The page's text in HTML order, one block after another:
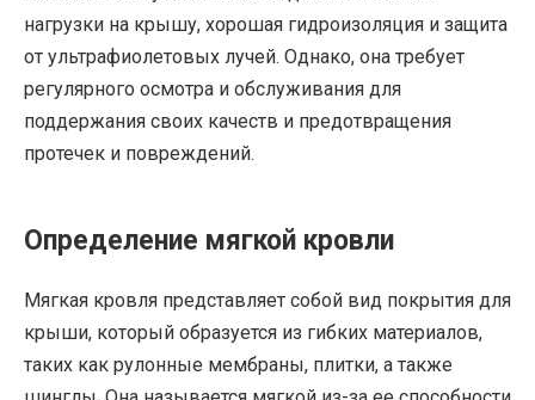
нагрузки на крышу, хорошая гидроизоляция и защита
от ультрафиолетовых лучей. Однако, она требует
регулярного осмотра и обслуживания для
поддержания своих качеств и предотвращения
протечек и повреждений.
Определение мягкой кровли
Мягкая кровля представляет собой вид покрытия для
крыши, который образуется из гибких материалов,
таких как рулонные мембраны, плитки, а также